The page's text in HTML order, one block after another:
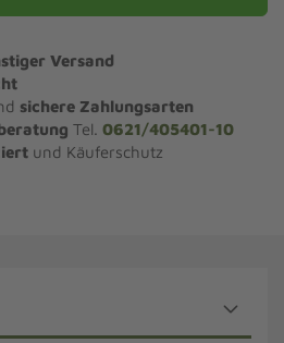
Versand
sichere Zahlungsarten
Tel. 0621/405401-10
und Käuferschutz